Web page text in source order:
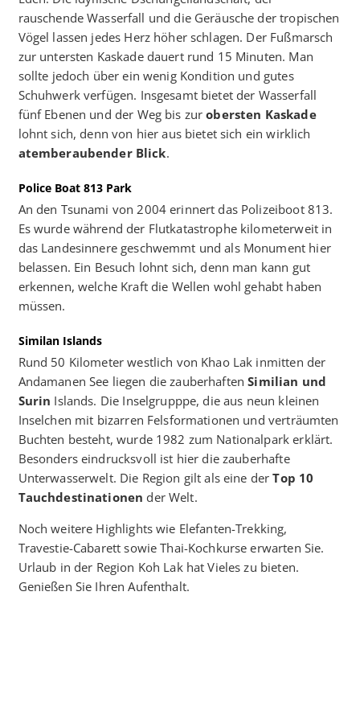
rauschende Wasserfall und die Geräusche der tropischen
Vögel lassen jedes Herz höher schlagen. Der Fußmarsch
zur untersten Kaskade dauert rund 15 Minuten. Man
sollte jedoch über ein wenig Kondition und gutes
Schuhwerk verfügen. Insgesamt bietet der Wasserfall
fünf Ebenen und der Weg bis zurobersten Kaskade
lohnt sich, denn von hier aus bietet sich ein wirklich
atemberaubender Blick.
Police Boat 813 Park
An den Tsunami von 2004 erinnert das Polizeiboot 813.
Es wurde während der Flutkatastrophe kilometerweit in
das Landesinnere geschwemmt und als Monument hier
belassen. Ein Besuch lohnt sich, denn man kann gut
erkennen, welche Kraft die Wellen wohl gehabt haben
müssen.
Similan Islands
Rund 50 Kilometer westlich von Khao Lak inmitten der
Andamanen See liegen die zauberhaftenSimilian und
Surin Islands. Die Inselgrupppe, die aus neun kleinen
Inselchen mit bizarren Felsformationen und verträumten
Buchten besteht, wurde 1982 zum Nationalpark erklärt.
Besonders eindrucksvoll ist hier die zauberhafte
Unterwasserwelt. Die Region gilt als eine derTop 10
Tauchdestinationen der Welt.
Noch weitere Highlights wie Elefanten-Trekking,
Travestie-Cabarett sowie Thai-Kochkurse erwarten Sie.
Urlaub in der Region Koh Lak hat Vieles zu bieten.
Genießen Sie Ihren Aufenthalt.